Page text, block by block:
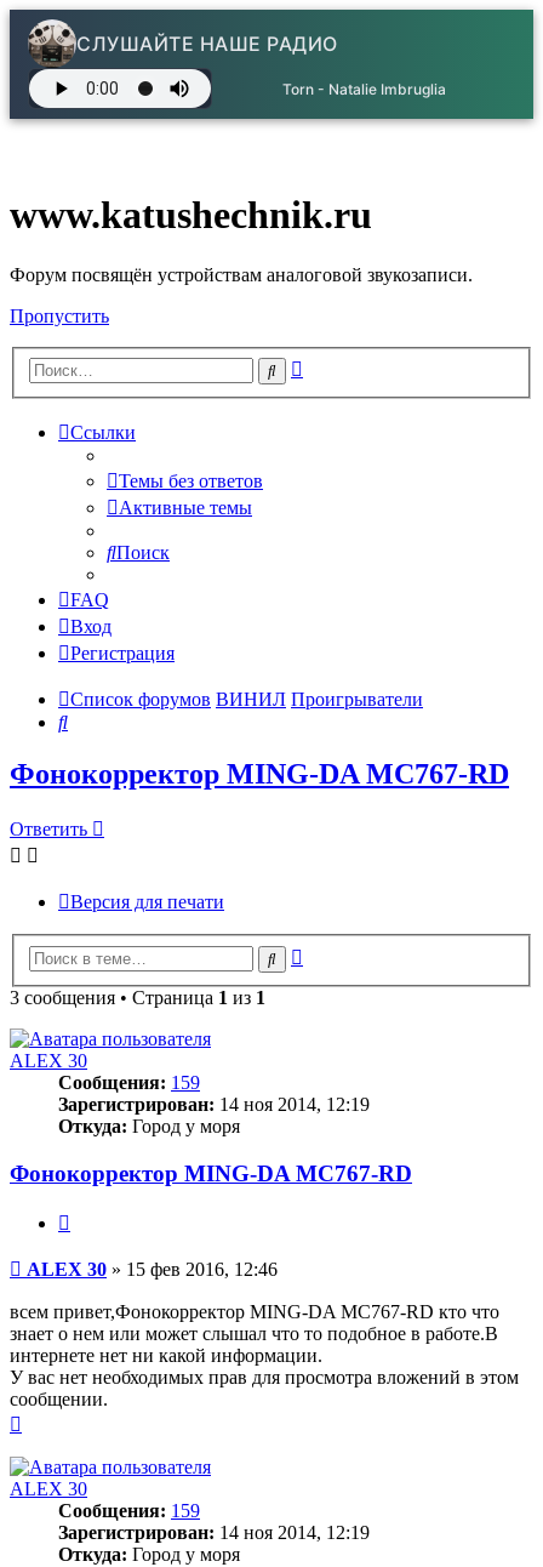
СЛУШАЙТЕ НАШЕ РАДИО
Torn - Natalie Imbruglia
www.katushechnik.ru
Форум посвящён устройствам аналоговой звукозаписи.
Пропустить
Поиск
Ссылки
Темы без ответов
Активные темы
Поиск
FAQ
Вход
Регистрация
Список форумов ВИНИЛ Проигрыватели
Поиск
Фонокорректор MING-DA MC767-RD
Ответить
Версия для печати
Поиск
3 сообщения • Страница 1 из 1
ALEX 30
Сообщения: 159
Зарегистрирован: 14 ноя 2014, 12:19
Откуда: Город у моря
Фонокорректор MING-DA MC767-RD
Сообщение
ALEX 30 » 15 фев 2016, 12:46
всем привет,Фонокорректор MING-DA MC767-RD кто что
знает о нем или может слышал что то подобное в работе.В
интернете нет ни какой информации.
У вас нет необходимых прав для просмотра вложений в этом
сообщении.
началу
ALEX 30
Сообщения: 159
Зарегистрирован: 14 ноя 2014, 12:19
Откуда: Город у моря